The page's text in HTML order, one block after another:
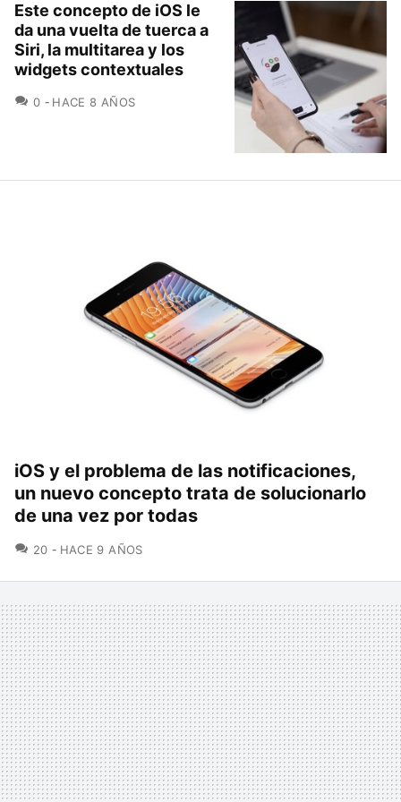
Este concepto de iOS le
da una vuelta de tuerca a
Siri, la multitarea y los
widgets contextuales
0 COMENTARIOS
HACE 8 AÑOS
iOS y el problema de las notificaciones,
un nuevo concepto trata de solucionarlo
de una vez por todas
20 COMENTARIOS
HACE 9 AÑOS